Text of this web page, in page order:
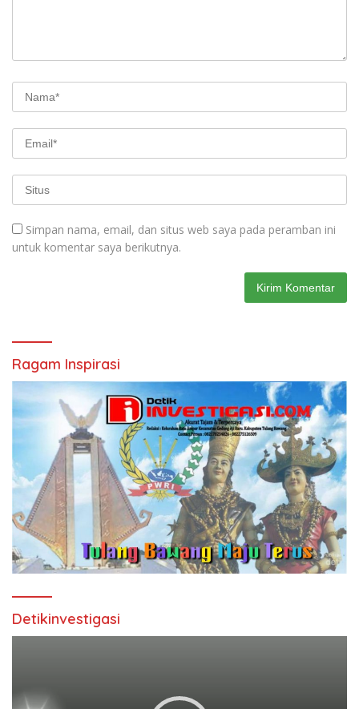
Simpan nama, email, dan situs web saya pada peramban ini
untuk komentar saya berikutnya.
Ragam Inspirasi
Detikinvestigasi